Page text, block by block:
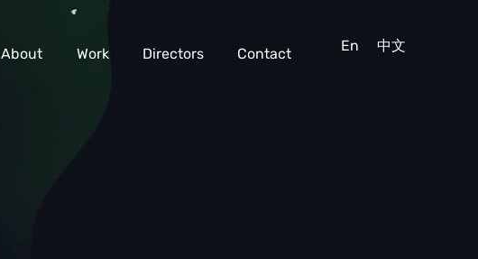
About Work Directors Contact En 中文